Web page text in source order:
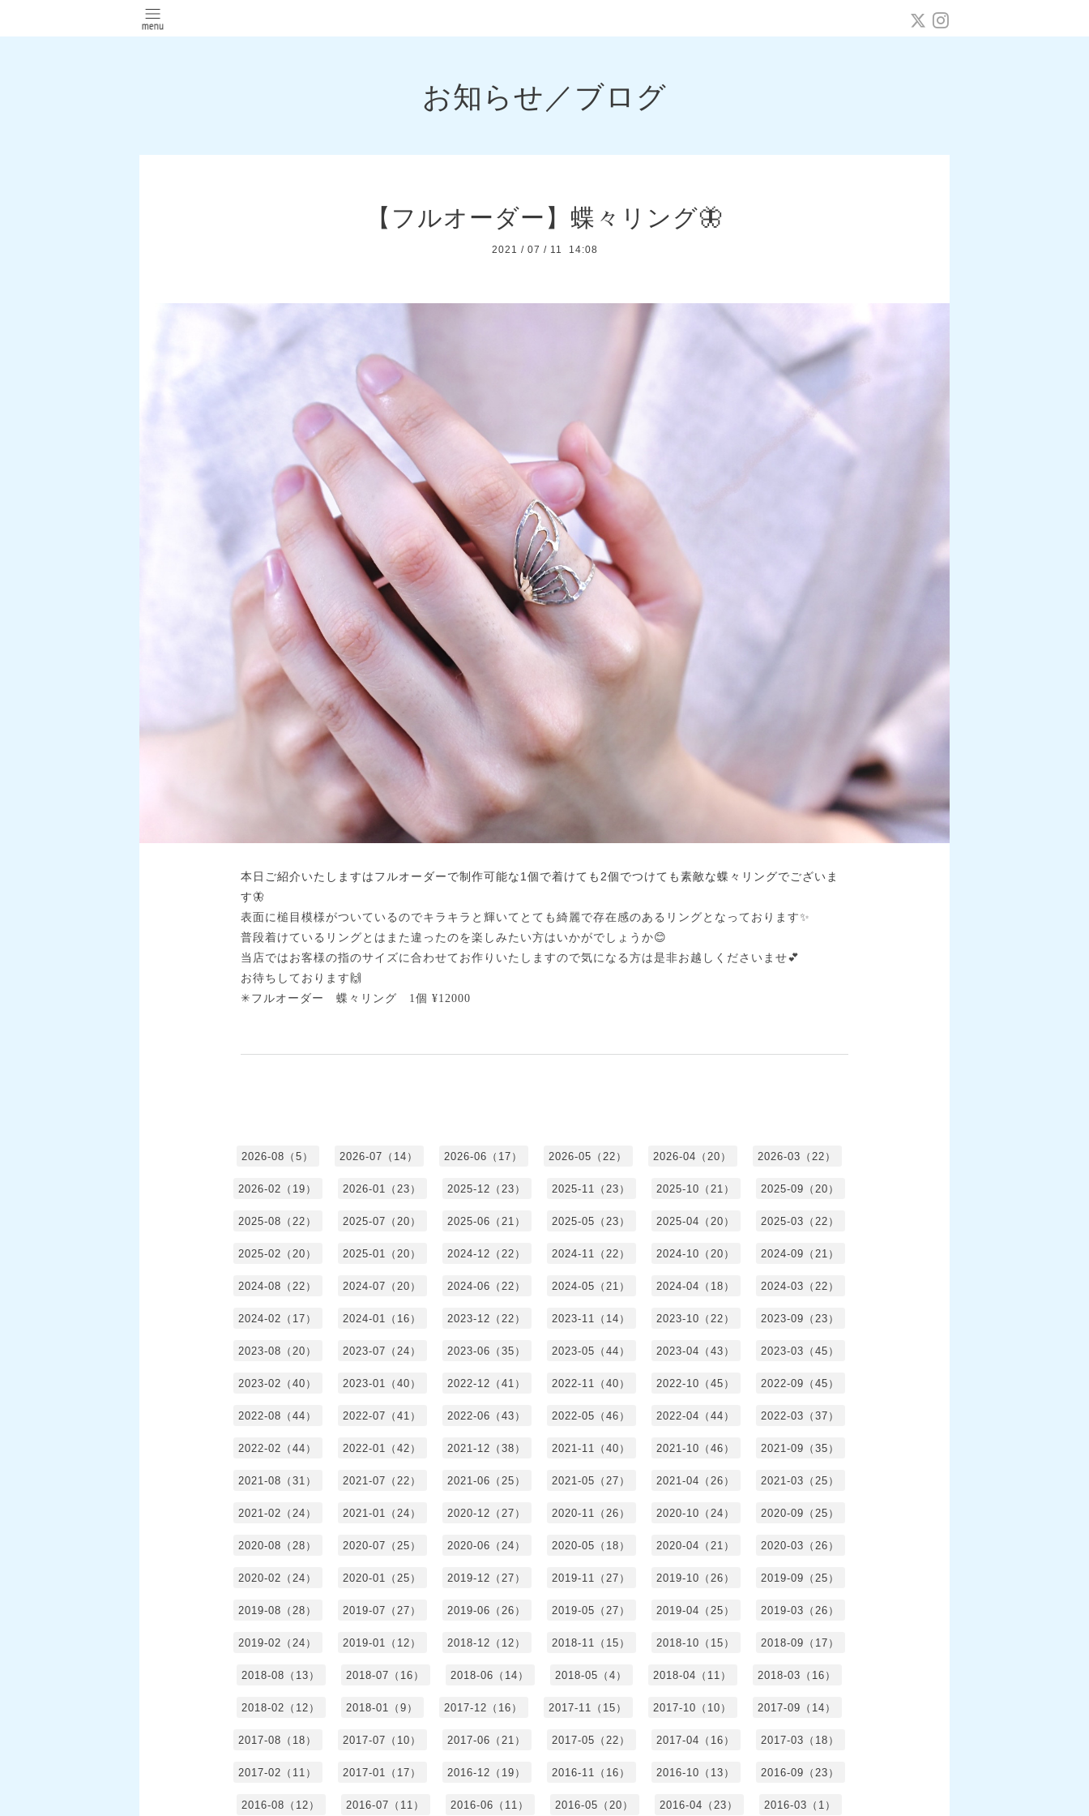
お知らせ／ブログ
【フルオーダー】蝶々リング🦋
2021 / 07 / 11 14:08
本日ご紹介いたしますはフルオーダーで制作可能な1個で着けても2個でつけても素敵な蝶々リングでございま
す🦋
表面に槌目模様がついているのでキラキラと輝いてとても綺麗で存在感のあるリングとなっております✨
普段着けているリングとはまた違ったのを楽しみたい方はいかがでしょうか😊
当店ではお客様の指のサイズに合わせてお作りいたしますので気になる方は是非お越しくださいませ💕
お待ちしております🙌
✳︎フルオーダー 蝶々リング 1個 ¥12000
2026-08（5） 2026-07（14） 2026-06（17） 2026-05（22） 2026-04（20） 2026-03（22）
2026-02（19） 2026-01（23） 2025-12（23） 2025-11（23） 2025-10（21） 2025-09（20）
2025-08（22） 2025-07（20） 2025-06（21） 2025-05（23） 2025-04（20） 2025-03（22）
2025-02（20） 2025-01（20） 2024-12（22） 2024-11（22） 2024-10（20） 2024-09（21）
2024-08（22） 2024-07（20） 2024-06（22） 2024-05（21） 2024-04（18） 2024-03（22）
2024-02（17） 2024-01（16） 2023-12（22） 2023-11（14） 2023-10（22） 2023-09（23）
2023-08（20） 2023-07（24） 2023-06（35） 2023-05（44） 2023-04（43） 2023-03（45）
2023-02（40） 2023-01（40） 2022-12（41） 2022-11（40） 2022-10（45） 2022-09（45）
2022-08（44） 2022-07（41） 2022-06（43） 2022-05（46） 2022-04（44） 2022-03（37）
2022-02（44） 2022-01（42） 2021-12（38） 2021-11（40） 2021-10（46） 2021-09（35）
2021-08（31） 2021-07（22） 2021-06（25） 2021-05（27） 2021-04（26） 2021-03（25）
2021-02（24） 2021-01（24） 2020-12（27） 2020-11（26） 2020-10（24） 2020-09（25）
2020-08（28） 2020-07（25） 2020-06（24） 2020-05（18） 2020-04（21） 2020-03（26）
2020-02（24） 2020-01（25） 2019-12（27） 2019-11（27） 2019-10（26） 2019-09（25）
2019-08（28） 2019-07（27） 2019-06（26） 2019-05（27） 2019-04（25） 2019-03（26）
2019-02（24） 2019-01（12） 2018-12（12） 2018-11（15） 2018-10（15） 2018-09（17）
2018-08（13） 2018-07（16） 2018-06（14） 2018-05（4） 2018-04（11） 2018-03（16）
2018-02（12） 2018-01（9） 2017-12（16） 2017-11（15） 2017-10（10） 2017-09（14）
2017-08（18） 2017-07（10） 2017-06（21） 2017-05（22） 2017-04（16） 2017-03（18）
2017-02（11） 2017-01（17） 2016-12（19） 2016-11（16） 2016-10（13） 2016-09（23）
2016-08（12） 2016-07（11） 2016-06（11） 2016-05（20） 2016-04（23） 2016-03（1）